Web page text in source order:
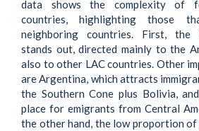
data shows the complexity of
countries, highlighting those
neighboring countries. First, the
stands out, directed mainly to the
also to other LAC countries. Other
are Argentina, which attracts
the Southern Cone plus Bolivia,
place for emigrants from Central
the other hand, the low proportion